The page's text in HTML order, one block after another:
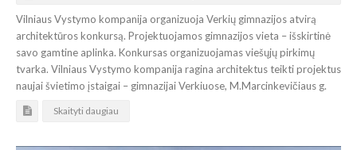
Vilniaus Vystymo kompanija organizuoja Verkių gimnazijos atvirą
architektūros konkursą. Projektuojamos gimnazijos vieta – išskirtinė
savo gamtine aplinka. Konkursas organizuojamas viešųjų pirkimų
tvarka. Vilniaus Vystymo kompanija ragina architektus teikti projektus
naujai švietimo įstaigai – gimnazijai Verkiuose, M.Marcinkevičiaus g.
Skaityti daugiau